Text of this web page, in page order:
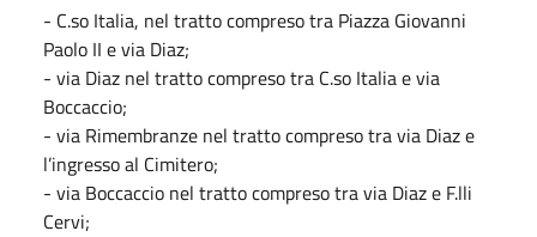
- C.so Italia, nel tratto compreso tra Piazza Giovanni
Paolo II e via Diaz;
- via Diaz nel tratto compreso tra C.so Italia e via
Boccaccio;
- via Rimembranze nel tratto compreso tra via Diaz e
l’ingresso al Cimitero;
- via Boccaccio nel tratto compreso tra via Diaz e F.lli
Cervi;